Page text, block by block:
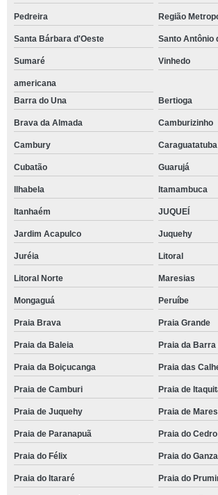
Pedreira Região
Santa Bárbara d'Oeste Santo Antônio
Sumaré Vinhedo
americana
Barra do Una
Bertioga
Brava da Almada Camburizinho
Cambury Caraguatatuba
Cubatão Guarujá
Ilhabela Itamambuca
Itanhaém JUQUEÍ
Jardim Acapulco Juquehy
Juréia Litoral
Litoral Norte Maresias
Mongaguá Peruíbe
Praia Brava Praia Grande
Praia da Baleia Praia da Barra
Praia da Boiçucanga Praia das
Praia de Camburi Praia de
Praia de Juquehy Praia de
Praia de Paranapuã Praia do Cedro
Praia do Félix Praia do
Praia do Itararé Praia do